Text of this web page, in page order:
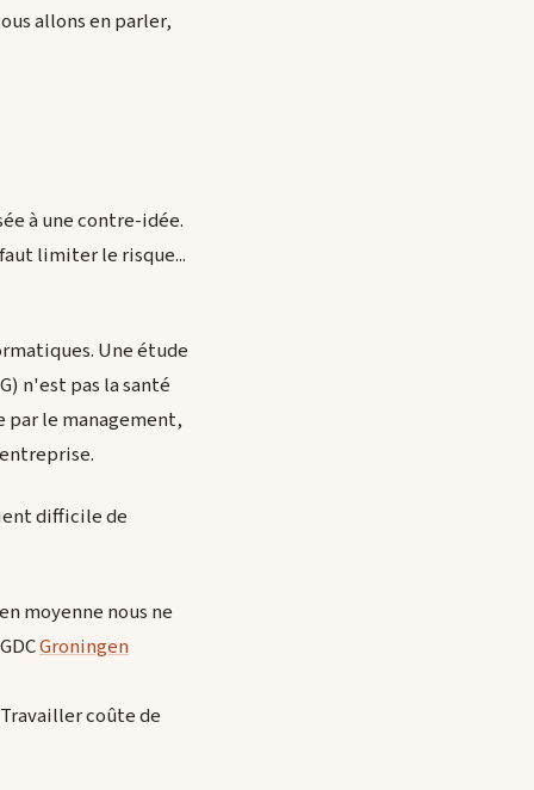
allons en parler,
à une contre-idée.
limiter le risque...
Une étude
n'est pas la santé
par le management,
difficile de
moyenne nous ne
Groningen
coûte de